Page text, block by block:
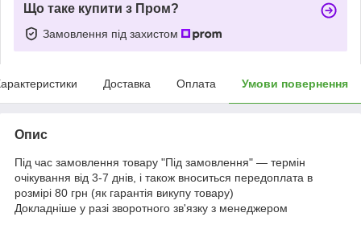
Що таке купити з Пром?
Замовлення під захистом
Доставка Оплата Умови повернення
Опис
Під час замовлення товару "Під замовлення" — термін
очікування від 3-7 днів, і також вноситься передоплата в
розмірі 80 грн (як гарантія викупу товару)
Докладніше у разі зворотного зв'язку з менеджером